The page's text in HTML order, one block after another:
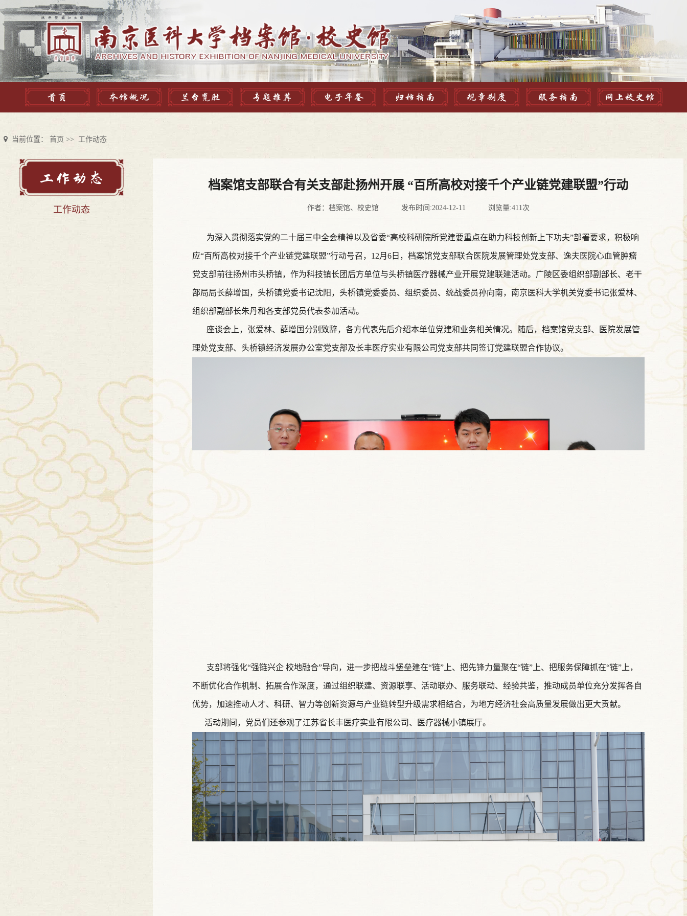
首页 本馆概况 兰台览胜 专题推荐 电子年鉴 归档指南 规章制度 服务指南 网上校史馆
当前位置： 首页 >> 工作动态
工作动态
工作动态
档案馆支部联合有关支部赴扬州开展 “百所高校对接千个产业链党建联盟”行动
作者：档案馆、校史馆 发布时间:2024-12-11 浏览量:411次
为深入贯彻落实党的二十届三中全会精神以及省委“高校科研院所党建要重点在助力科技创新上下功夫”部署要求，积极响
应“百所高校对接千个产业链党建联盟”行动号召，12月6日，档案馆党支部联合医院发展管理处党支部、逸夫医院心血管肿瘤
党支部前往扬州市头桥镇，作为科技镇长团后方单位与头桥镇医疗器械产业开展党建联建活动。广陵区委组织部副部长、老干
部局局长薛增国，头桥镇党委书记沈阳，头桥镇党委委员、组织委员、统战委员孙向南，南京医科大学机关党委书记张爱林、
组织部副部长朱丹和各支部党员代表参加活动。
座谈会上，张爱林、薛增国分别致辞，各方代表先后介绍本单位党建和业务相关情况。随后，档案馆党支部、医院发展管
理处党支部、头桥镇经济发展办公室党支部及长丰医疗实业有限公司党支部共同签订党建联盟合作协议。
支部将强化“强链兴企 校地融合”导向，进一步把战斗堡垒建在“链”上、把先锋力量聚在“链”上、把服务保障抓在“链”上，
不断优化合作机制、拓展合作深度，通过组织联建、资源联享、活动联办、服务联动、经验共鉴，推动成员单位充分发挥各自
优势，加速推动人才、科研、智力等创新资源与产业链转型升级需求相结合，为地方经济社会高质量发展做出更大贡献。
活动期间，党员们还参观了江苏省长丰医疗实业有限公司、医疗器械小镇展厅。